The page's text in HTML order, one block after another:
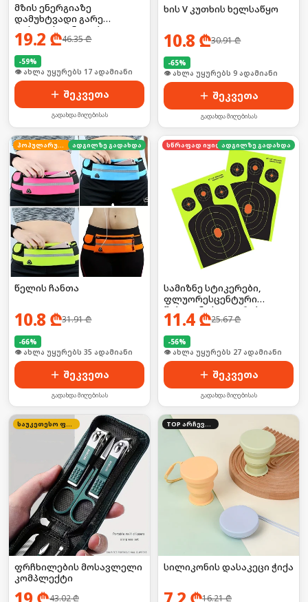
მზის ენერგიაზე
დამუხტვადი გარე
ფასადის განათება
19.2 ₾46.35₾
-59%
🛒 ბოლო 24სთ-ში იყიდა 22-მა
შეკვეთა
გადახდა მიღებისას
ხის V კუთხის ხელსაწყო
10.8 ₾30.91₾
-65%
🛒 ბოლო 24სთ-ში იყიდა 16-მა
შეკვეთა
გადახდა მიღებისას
პოპულარული ადგილზე გადახდა
წელის ჩანთა
10.8 ₾31.91₾
-66%
🛒 ბოლო 24სთ-ში იყიდა 46-მა
შეკვეთა
გადახდა მიღებისას
სწრაფად იყიდება
ადგილზე გადახდა
სამიზნე სტიკერები,
ფლუორესცენტური
წებოვანი სტიკერები
11.4₾25.67₾
-56%
🛒 ბოლო 24სთ-ში იყიდა 36-მა
შეკვეთა
გადახდა მიღებისას
საუკეთესო ფასი
ფრჩხილების მოსავლელი
კომპლექტი
43.02₾
TOP არჩევანი
სილიკონის დასაკეცი ჭიქა
16.21₾